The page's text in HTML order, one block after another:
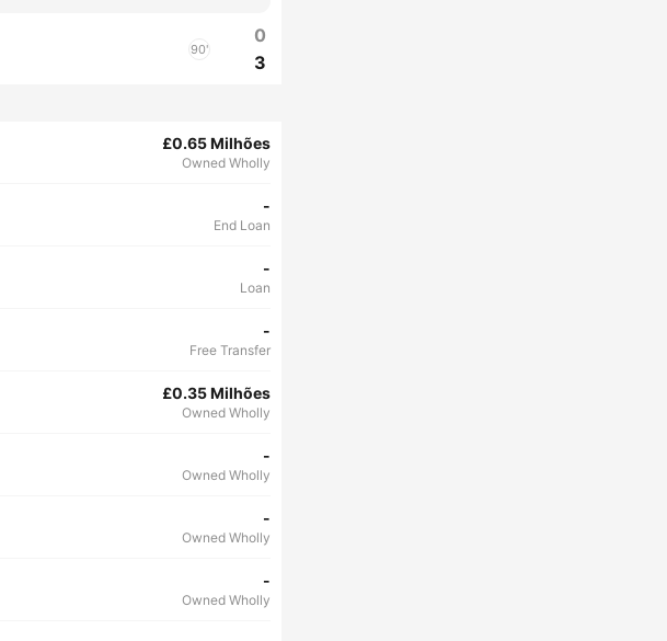
90'
0
3
£0.65 Milhões
Owned Wholly
-
End Loan
-
Loan
-
Free Transfer
£0.35 Milhões
Owned Wholly
-
Owned Wholly
-
Owned Wholly
-
Owned Wholly